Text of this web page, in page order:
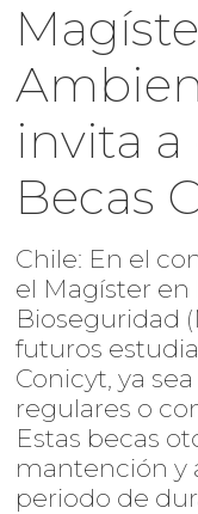
invita a
Becas
Chile: En el
el Magíster
Bioseguridad
futuros
Conicyt, ya
regulares o
Estas becas
mantención y
periodo de